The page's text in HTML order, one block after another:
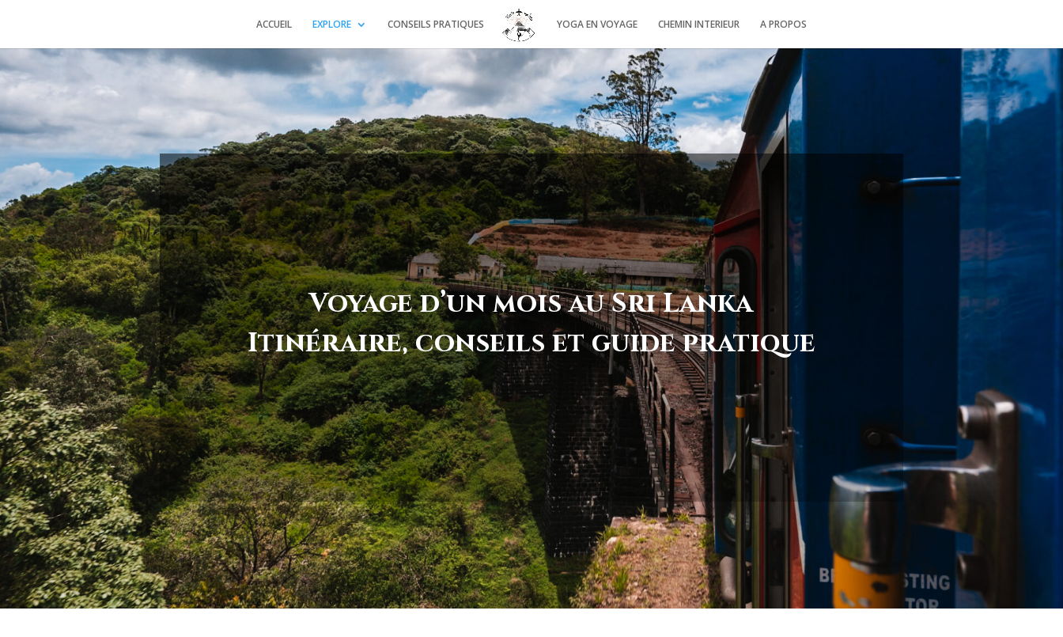
ACCUEIL EXPLORE CONSEILS PRATIQUES YOGA EN VOYAGE CHEMIN INTERIEUR A PROPOS
Voyage d’un mois au Sri Lanka
Itinéraire, conseils et guide pratique